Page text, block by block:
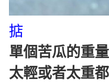
掂
單個苦瓜的重
太輕或者太重